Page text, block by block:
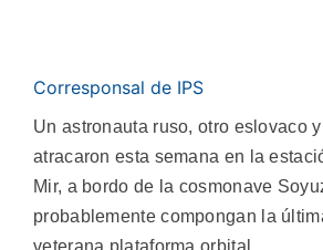
Corresponsal de IPS
Un astronauta ruso, otro eslovaco
atracaron esta semana en la
Mir, a bordo de la cosmonave
probablemente compongan la
veterana plataforma orbital.